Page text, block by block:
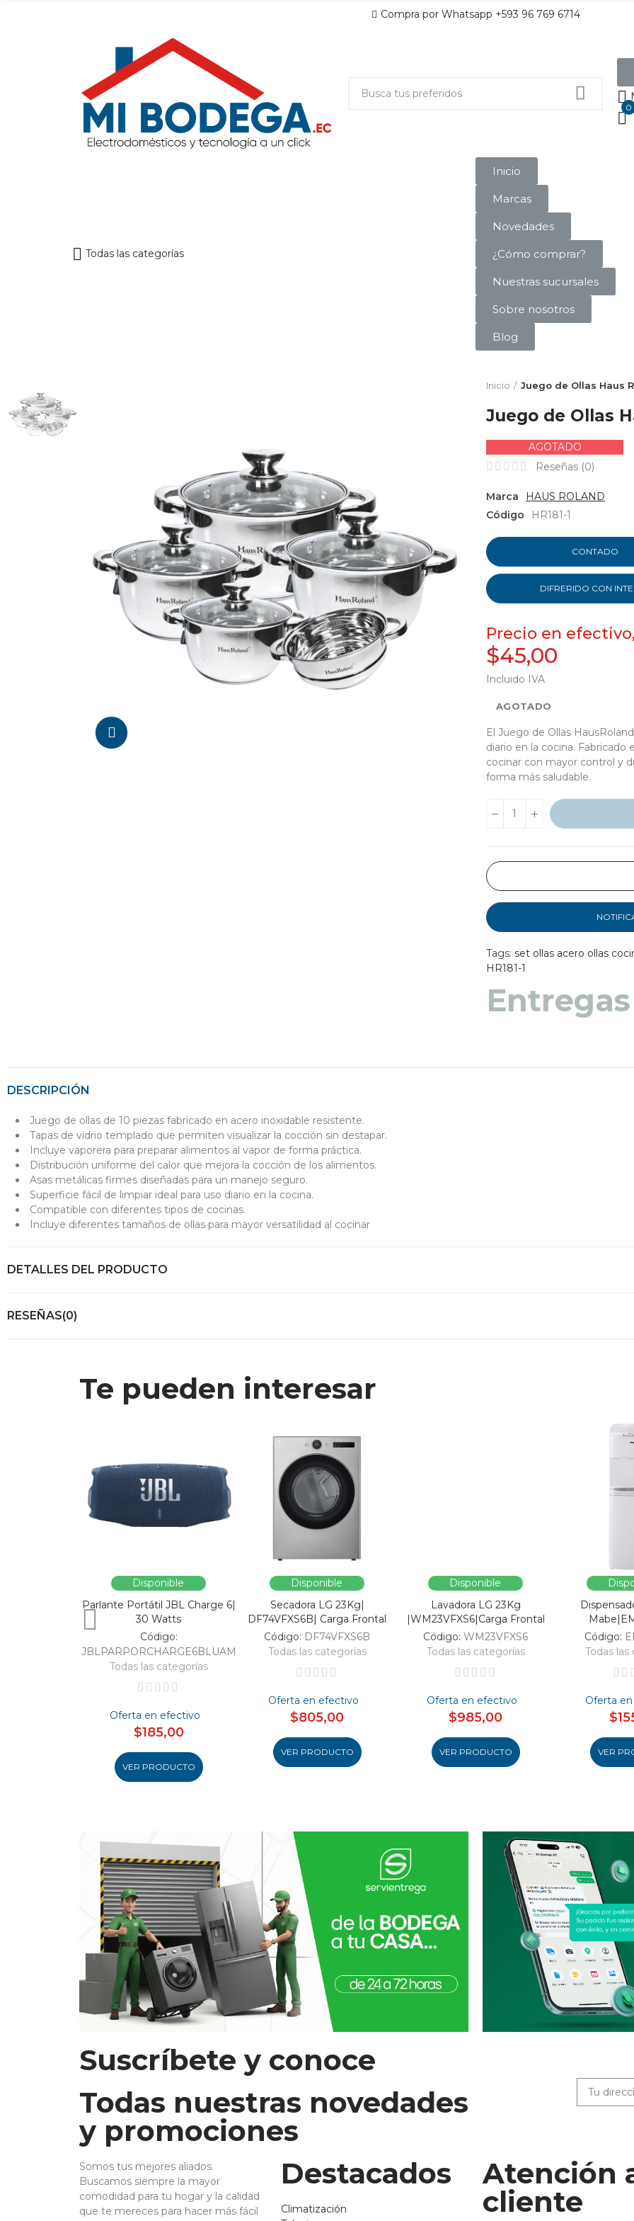
Compra por Whatsapp +593 96 769 6714
0
Todas las categorías
Inicio
Marcas
Novedades
¿Cómo comprar?
Nuestras sucursales
Sobre nosotros
Blog
Inicio Juego de Ollas Haus
Juego de Ollas
AGOTADO
Reseñas (0)
Marca
HAUS ROLAND
Código
HR181-1
CONTADO
DIFRERIDO CON
Precio en
$45,00
Incluido IVA
AGOTADO
El Juego de Ollas
diario en la cocina.
cocinar con mayor control y
forma más saludable.
Tags: set ollas acero ollas
HR181-1
DESCRIPCIÓN
Juego de ollas de 10 piezas fabricado en acero inoxidable resistente.
Tapas de vidrio templado que permiten visualizar la cocción sin destapar.
Incluye vaporera para preparar alimentos al vapor de forma práctica.
Distribución uniforme del calor que mejora la cocción de los alimentos.
Asas metálicas firmes diseñadas para un manejo seguro.
Superficie fácil de limpiar ideal para uso diario en la cocina.
Compatible con diferentes tipos de cocinas.
Incluye diferentes tamaños de ollas para mayor versatilidad al cocinar
DETALLES DEL PRODUCTO
RESEÑAS(0)
Te pueden interesar
Disponible
Parlante Portátil JBL Charge 6|
30 Watts
Código:
JBLPARPORCHARGE6BLUAM
Todas las categorías
Oferta en efectivo
$185,00
VER PRODUCTO
Disponible
Secadora LG 23Kg|
DF74VFXS6B| Carga Frontal
Código: DF74VFXS6B
Todas las categorías
Oferta en efectivo
$805,00
VER PRODUCTO
Disponible
Lavadora LG 23Kg
|WM23VFXS6|Carga Frontal
Código: WM23VFXS6
Todas las categorías
Oferta en efectivo
$985,00
VER PRODUCTO
Código:
Todas
Oferta
VER
Suscríbete y conoce
Todas nuestras novedades
y promociones
Somos tus mejores aliados.
Buscamos siempre la mayor
comodidad para tu hogar y la calidad
que te mereces para hacer más fácil
Destacados
Climatización
Atención
cliente